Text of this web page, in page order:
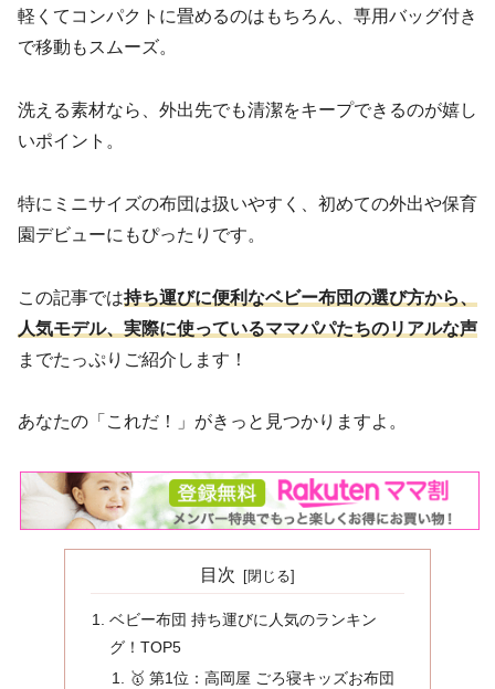
軽くてコンパクトに畳めるのはもちろん、専用バッグ付き
で移動もスムーズ。
洗える素材なら、外出先でも清潔をキープできるのが嬉し
いポイント。
特にミニサイズの布団は扱いやすく、初めての外出や保育
園デビューにもぴったりです。
この記事では持ち運びに便利なベビー布団の選び方から、
人気モデル、実際に使っているママパパたちのリアルな声
までたっぷりご紹介します！
あなたの「これだ！」がきっと見つかりますよ。
目次
ベビー布団 持ち運びに人気のランキン
グ！TOP5
🥇 第1位：高岡屋 ごろ寝キッズお布団